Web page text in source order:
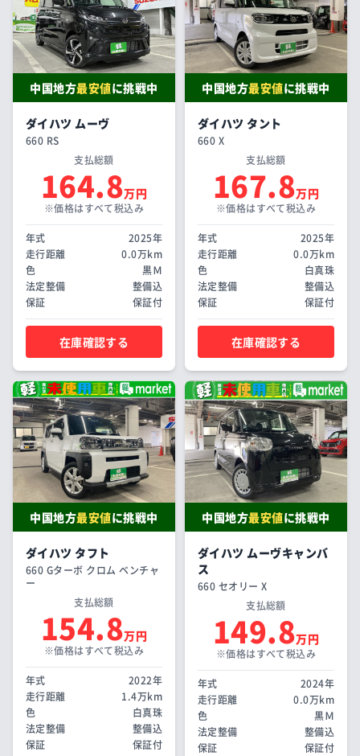
中国地方最安値に挑戦中
ダイハツ ムーヴ
660 RS
支払総額
164.8万円
※価格はすべて税込み
年式
2025年
走行距離
0.0万km
色
黒Ｍ
法定整備
整備込
保証
保証付
在庫確認する
中国地方最安値に挑戦中
ダイハツ タント
660 X
支払総額
167.8万円
※価格はすべて税込み
年式
2025年
走行距離
0.0万km
色
白真珠
法定整備
整備込
保証
保証付
在庫確認する
中国地方最安値に挑戦中
ダイハツ タフト
660 Gターボ クロム ベンチャ
ー
支払総額
154.8万円
※価格はすべて税込み
年式
2022年
走行距離
1.4万km
色
白真珠
法定整備
整備込
保証
保証付
中国地方最安値に挑戦中
ダイハツ ムーヴキャンバ
ス
660 セオリー X
支払総額
149.8万円
※価格はすべて税込み
年式
2024年
走行距離
0.0万km
色
黒Ｍ
法定整備
整備込
保証
保証付